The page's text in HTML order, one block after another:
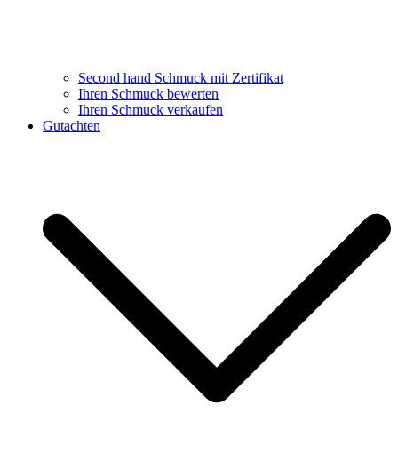
Second hand Schmuck mit Zertifikat
Ihren Schmuck bewerten
Ihren Schmuck verkaufen
Gutachten